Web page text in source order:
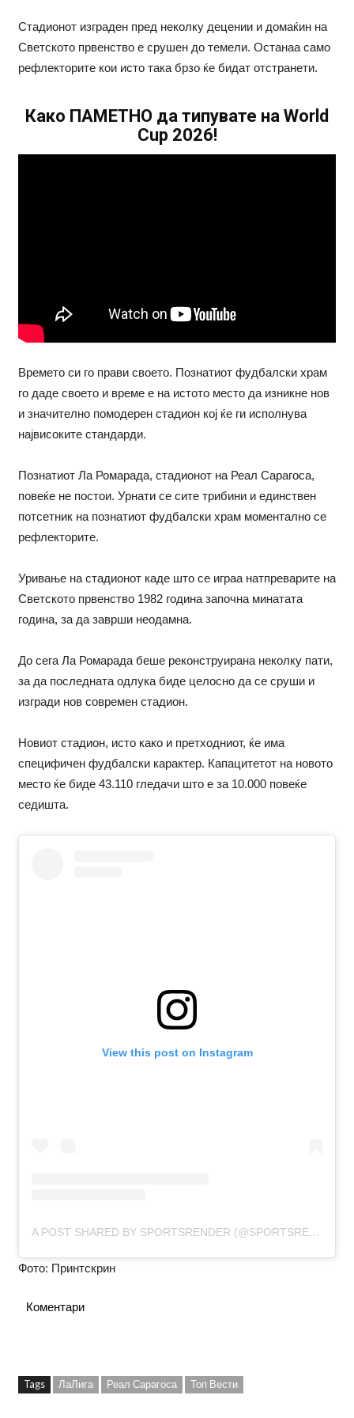
Стадионот изграден пред неколку децении и домаќин на
Светското првенство е срушен до темели. Останаа само
рефлекторите кои исто така брзо ќе бидат отстранети.
Како ПАМЕТНО да типувате на World
Cup 2026!
Времето си го прави своето. Познатиот фудбалски храм
го даде своето и време е на истото место да изникне нов
и значително помодерен стадион кој ќе ги исполнува
највисоките стандарди.
Познатиот Ла Ромарада, стадионот на Реал Сарагоса,
повеќе не постои. Урнати се сите трибини и единствен
потсетник на познатиот фудбалски храм моментално се
рефлекторите.
Уривање на стадионот каде што се играа натпреварите на
Светското првенство 1982 година започна минатата
година, за да заврши неодамна.
До сега Ла Ромарада беше реконструирана неколку пати,
за да последната одлука биде целосно да се сруши и
изгради нов современ стадион.
Новиот стадион, исто како и претходниот, ќе има
специфичен фудбалски карактер. Капацитетот на новото
место ќе биде 43.110 гледачи што е за 10.000 повеќе
седишта.
View this post on Instagram
A POST SHARED BY SPORTSRENDER (@SPORTSRENDER)
Фото: Принтскрин
Коментари
Tags ЛаЛига Реал Сарагоса Топ Вести